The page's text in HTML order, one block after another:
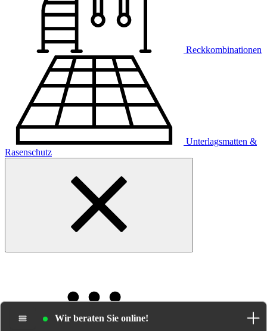
Wir beraten Sie online!
Reckkombinationen
Unterlagsmatten &
Rasenschutz